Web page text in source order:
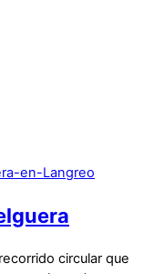
circular que